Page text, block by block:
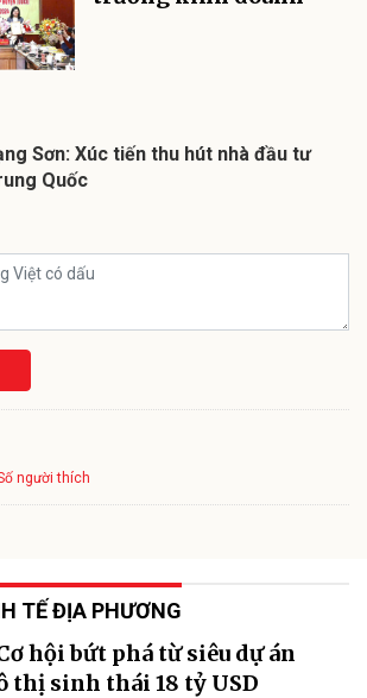
Sơn: Xúc tiến thu hút nhà đầu tư
Quốc
người thích
TẾ ĐỊA PHƯƠNG
hội bứt phá từ siêu dự án
thị sinh thái 18 tỷ USD